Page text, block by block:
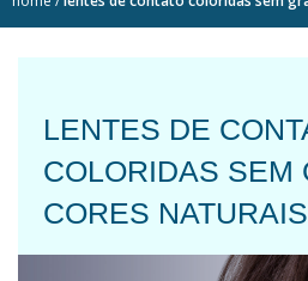
Óculos de
Óculos deLENTES DE
COLORIDAS SEM
CORES NATURAIS